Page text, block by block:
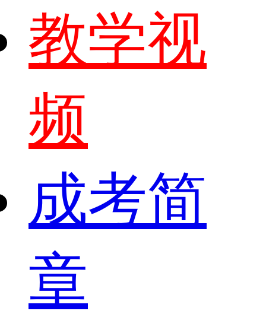
教学视
频
成考简
章